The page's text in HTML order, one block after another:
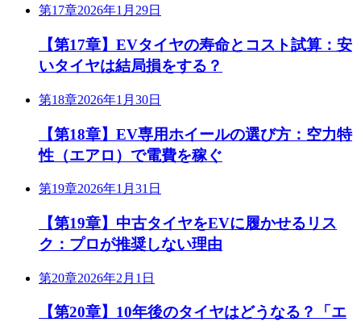
第17章2026年1月29日
【第17章】EVタイヤの寿命とコスト試算：安
いタイヤは結局損をする？
第18章2026年1月30日
【第18章】EV専用ホイールの選び方：空力特
性（エアロ）で電費を稼ぐ
第19章2026年1月31日
【第19章】中古タイヤをEVに履かせるリス
ク：プロが推奨しない理由
第20章2026年2月1日
【第20章】10年後のタイヤはどうなる？「エ